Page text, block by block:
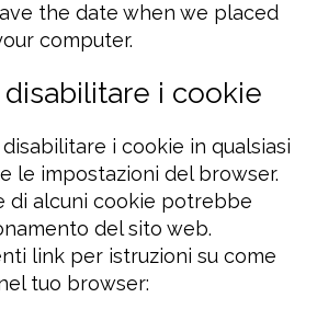
the date when we placed
computer.
i cookie
i cookie in qualsiasi
le impostazioni del browser.
di alcuni cookie potrebbe
del sito web.
link per istruzioni su come
tuo browser: